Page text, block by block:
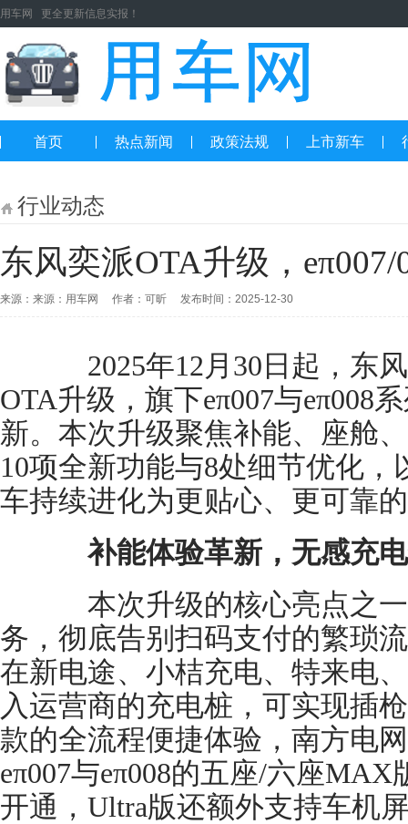
用车网 更全更新信息实报！
首页 热点新闻 政策法规 上市新车
行业动态
东风奕派OTA升级，
来源：来源：用车网 作者：可昕 发布时间：2025-12-30
2025年12月30日起，东风
OTA升级，旗下eπ007与eπ008
新。本次升级聚焦补能、座舱
10项全新功能与8处细节优化
车持续进化为更贴心、更可靠
补能体验革新，无感充
本次升级的核心亮点之一
务，彻底告别扫码支付的繁琐
在新电途、小桔充电、特来电
入运营商的充电桩，可实现插
款的全流程便捷体验，南方电
eπ007与eπ008的五座/六座
开通，Ultra版还额外支持车机